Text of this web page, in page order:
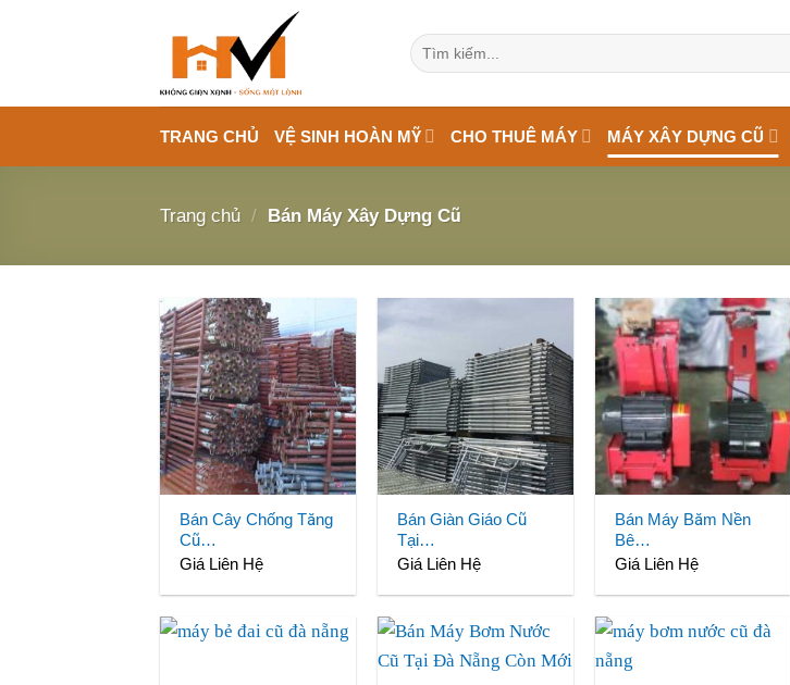
dung
Tìm
kiếm:
TRANG CHỦ VỆ SINH HOÀN MỸ CHO THUÊ MÁY MÁY XÂY DỰNG CŨ
Trang chủ / Bán Máy Xây Dựng Cũ
Bán Cây Chống Tăng
Cũ…
Giá Liên Hệ
Bán Giàn Giáo Cũ
Tại…
Giá Liên Hệ
Bán Máy Băm Nền
Bê…
Giá Liên Hệ